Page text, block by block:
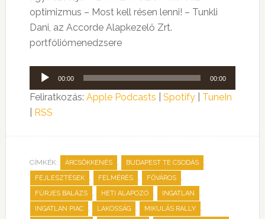
optimizmus – Most kell résen lenni! – Tunkli
Dani, az Accorde Alapkezelő Zrt.
portfóliómenedzsere
Audió
lejátszó
00:00 00:00
Feliratkozás: Apple Podcasts Spotify| TuneIn
RSS
CÍMKÉK: ÁRCSÖKKENÉS , BUDAPEST TE CSODÁS ,
FEJLESZTÉSEK , FELMÉRÉS , FŐVÁROS ,
FÜRJES BALÁZS , HETI ALAPOZÓ , INGATLAN ,
INGATLAN PIAC , LAKOSSÁG , MIKULÁS RALLY ,